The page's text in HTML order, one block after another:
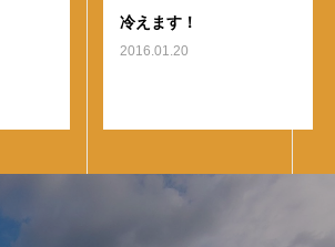
冷えます！
2016.01.20